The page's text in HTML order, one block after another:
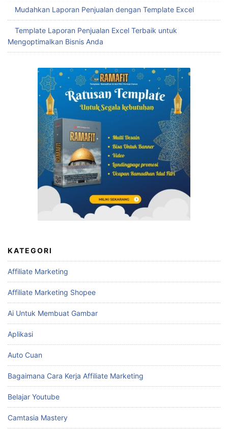
Mudahkan Laporan Penjualan dengan Template Excel
Template Laporan Penjualan Excel Terbaik untuk
Mengoptimalkan Bisnis Anda
KATEGORI
Affiliate Marketing
Affiliate Marketing Shopee
Ai Untuk Membuat Gambar
Aplikasi
Auto Cuan
Bagaimana Cara Kerja Affiliate Marketing
Belajar Youtube
Camtasia Mastery